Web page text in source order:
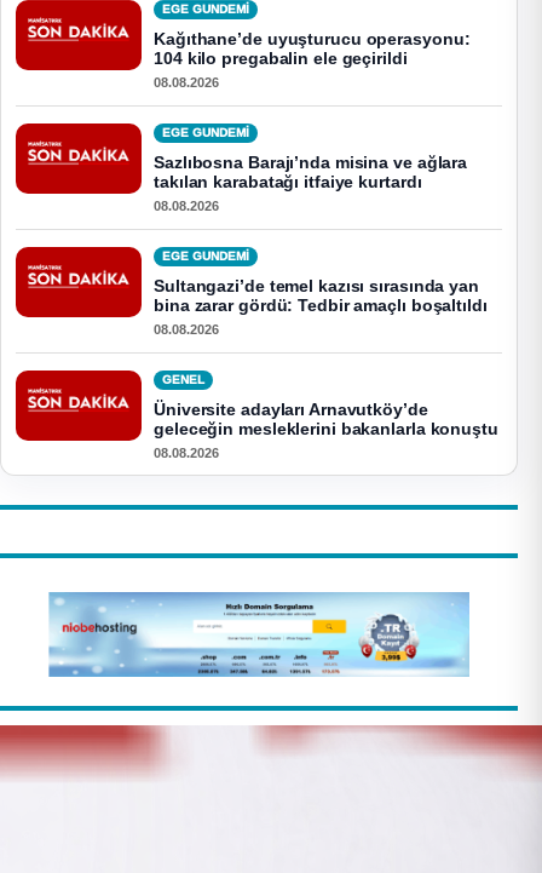
EGE GUNDEMİ
Kağıthane’de uyuşturucu operasyonu:
104 kilo pregabalin ele geçirildi
08.08.2026
EGE GUNDEMİ
Sazlıbosna Barajı’nda misina ve ağlara
takılan karabatağı itfaiye kurtardı
08.08.2026
EGE GUNDEMİ
Sultangazi’de temel kazısı sırasında yan
bina zarar gördü: Tedbir amaçlı boşaltıldı
08.08.2026
GENEL
Üniversite adayları Arnavutköy’de
geleceğin mesleklerini bakanlarla konuştu
08.08.2026